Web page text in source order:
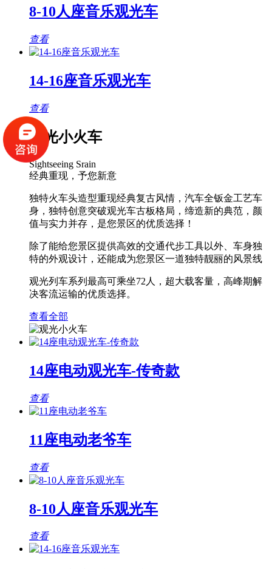
8-10人座音乐观光车
查看
14-16座音乐观光车
查看
观光小火车
Sightseeing Srain
经典重现，予您新意
独特火车头造型重现经典复古风情，汽车全钣金工艺车
身，独特创意突破观光车古板格局，缔造新的典范，颜
值与实力并存，是您景区的优质选择！
除了能给您景区提供高效的交通代步工具以外、车身独
特的外观设计，还能成为您景区一道独特靓丽的风景线
观光列车系列最高可乘坐72人，超大载客量，高峰期解
决客流运输的优质选择。
查看全部
14座电动观光车-传奇款
查看
11座电动老爷车
查看
8-10人座音乐观光车
查看